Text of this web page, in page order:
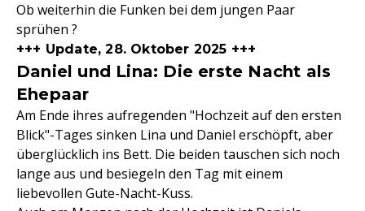
Ob weiterhin die Funken bei dem jungen Paar
sprühen ?
+++ Update, 28. Oktober 2025 +++
Daniel und Lina: Die erste Nacht als
Ehepaar
Am Ende ihres aufregenden "Hochzeit auf den ersten
Blick"-Tages sinken Lina und Daniel erschöpft, aber
überglücklich ins Bett. Die beiden tauschen sich noch
lange aus und besiegeln den Tag mit einem
liebevollen Gute-Nacht-Kuss.